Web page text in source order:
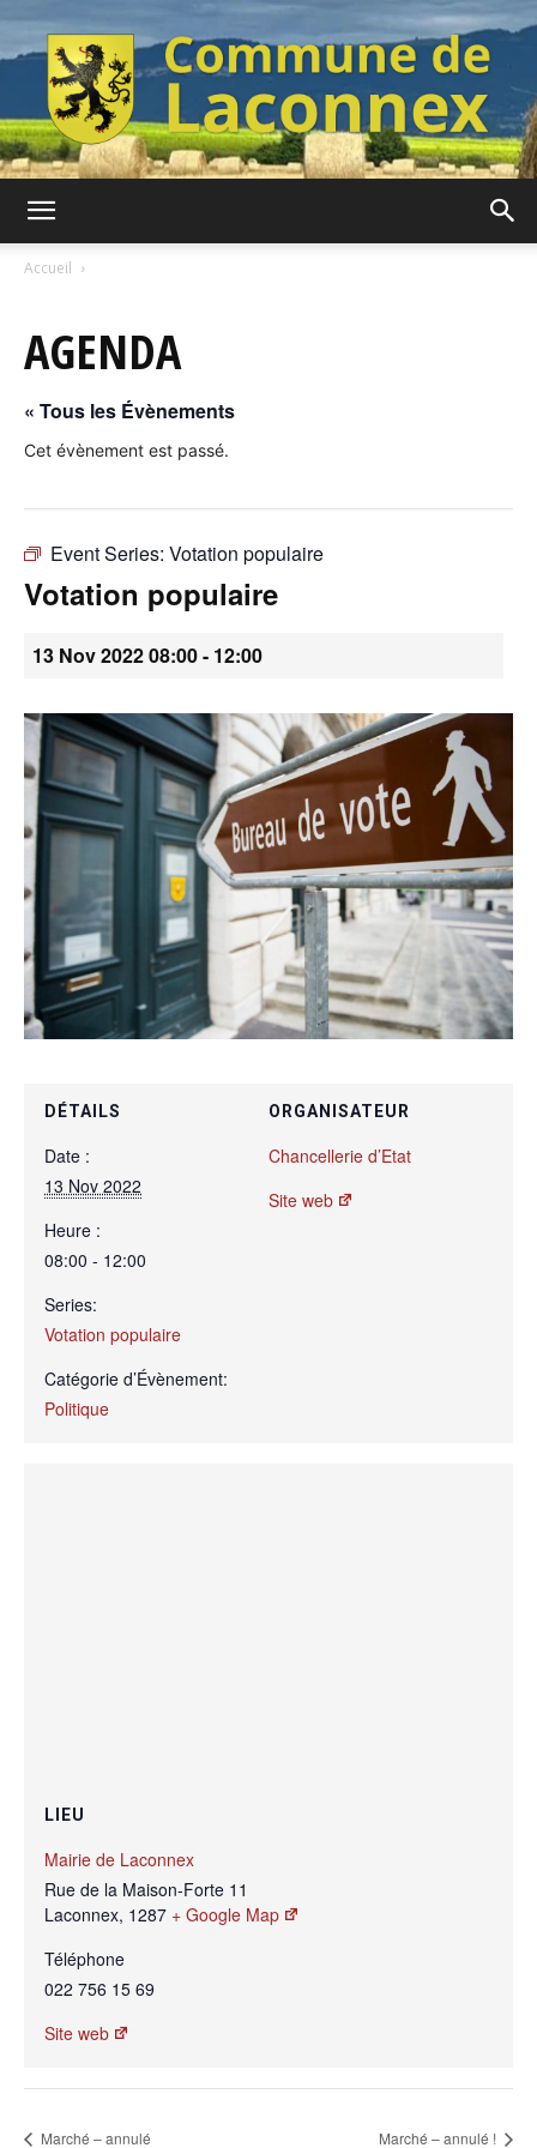
Laconnex
Canton
Genève
Accueil
AGENDA
« Tous les Évènements
Cet évènement est passé.
Event Series: Votation populaire
Votation populaire
13 Nov 2022 08:00- 12:00
DÉTAILS
Date :
13 Nov 2022
Heure :
08:00 - 12:00
Series:
Votation populaire
Catégorie d’Évènement:
Politique
ORGANISATEUR
Chancellerie d’Etat
Site web
LIEU
Mairie de Laconnex
Rue de la Maison-Forte 11
Laconnex, 1287 + Google Map
Téléphone
022 756 15 69
Site web
Marché – annulé Marché – annulé !